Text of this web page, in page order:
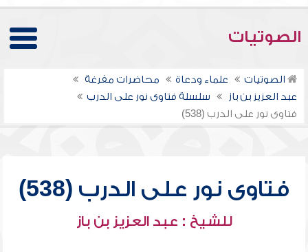
الصوتيات
الصوتيات علماء ودعاة
محاضرات مفرغة
عبد العزيز بن باز
سلسلة فتاوى نور على الدرب
فتاوى نور على الدرب (538)
فتاوى نور على الدرب (538)
للشيخ : عبد العزيز بن باز